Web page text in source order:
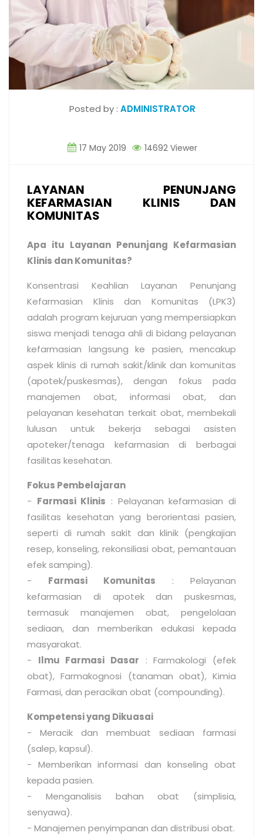
Posted by : ADMINISTRATOR
17 May 2019 14692 Viewer
LAYANAN PENUNJANG
KEFARMASIAN KLINIS DAN
KOMUNITAS
Apa itu Layanan Penunjang Kefarmasian
Klinis dan Komunitas?
Konsentrasi Keahlian Layanan Penunjang
Kefarmasian Klinis dan Komunitas (LPK3)
adalah program kejuruan yang mempersiapkan
siswa menjadi tenaga ahli di bidang pelayanan
kefarmasian langsung ke pasien, mencakup
aspek klinis di rumah sakit/klinik dan komunitas
(apotek/puskesmas), dengan fokus pada
manajemen obat, informasi obat, dan
pelayanan kesehatan terkait obat, membekali
lulusan untuk bekerja sebagai asisten
apoteker/tenaga kefarmasian di berbagai
fasilitas kesehatan.
Fokus Pembelajaran
- Farmasi Klinis : Pelayanan kefarmasian di
fasilitas kesehatan yang berorientasi pasien,
seperti di rumah sakit dan klinik (pengkajian
resep, konseling, rekonsiliasi obat, pemantauan
efek samping).
- Farmasi Komunitas : Pelayanan
kefarmasian di apotek dan puskesmas,
termasuk manajemen obat, pengelolaan
sediaan, dan memberikan edukasi kepada
masyarakat.
- Ilmu Farmasi Dasar : Farmakologi (efek
obat), Farmakognosi (tanaman obat), Kimia
Farmasi, dan peracikan obat (compounding).
Kompetensi yang Dikuasai
- Meracik dan membuat sediaan farmasi
(salep, kapsul).
- Memberikan informasi dan konseling obat
kepada pasien.
- Menganalisis bahan obat (simplisia,
senyawa).
- Manajemen penyimpanan dan distribusi obat.